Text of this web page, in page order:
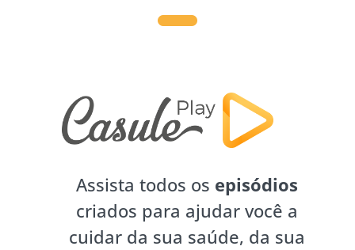
Assista todos os episódios
criados para ajudar você a
cuidar da sua saúde, da sua